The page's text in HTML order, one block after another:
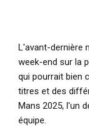
L'avant-dernière
week-end sur la
qui pourrait bien
titres et des
Mans 2025, l'un
équipe.